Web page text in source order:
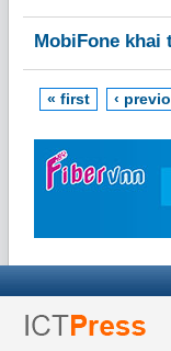
MobiFone khai
« first ‹